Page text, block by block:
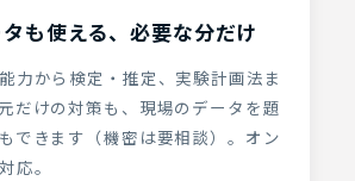
も使える、必要な分だけ
力から検定・推定、実験計画法ま
だけの対策も、現場のデータを題
できます（機密は要相談）。オン
応。